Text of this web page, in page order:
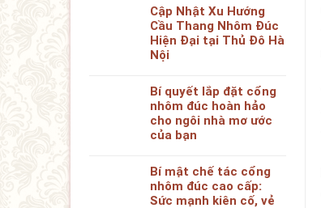
Cập Nhật Xu Hướng
Cầu Thang Nhôm Đúc
Hiện Đại tại Thủ Đô Hà
Nội
Bí quyết lắp đặt cổng
nhôm đúc hoàn hảo
cho ngôi nhà mơ ước
của bạn
Bí mật chế tác cổng
nhôm đúc cao cấp:
Sức mạnh kiên cố, vẻ